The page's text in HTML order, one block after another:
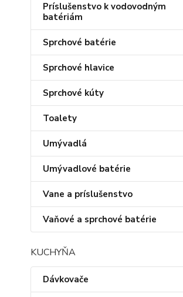
Príslušenstvo k vodovodným
batériám
Sprchové batérie
Sprchové hlavice
Sprchové kúty
Toalety
Umývadlá
Umývadlové batérie
Vane a príslušenstvo
Vaňové a sprchové batérie
KUCHYŇA
Dávkovače